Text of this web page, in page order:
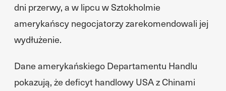
dni przerwy, a w lipcu w Sztokholmie
amerykańscy negocjatorzy zarekomendowali jej
wydłużenie.
Dane amerykańskiego Departamentu Handlu
pokazują, że deficyt handlowy USA z Chinami